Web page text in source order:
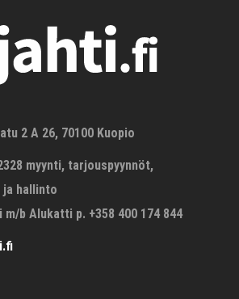
2 A 26, 70100 Kuopio
myynti, tarjouspyynnöt,
hallinto
b Alukatti p. +358 400 174 844